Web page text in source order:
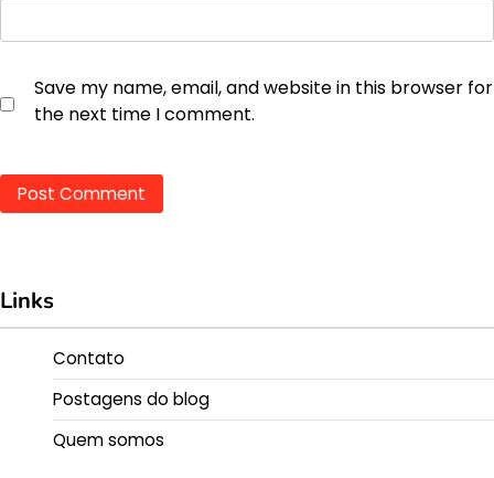
Save my name, email, and website in this browser for
the next time I comment.
Links
Contato
Postagens do blog
Quem somos